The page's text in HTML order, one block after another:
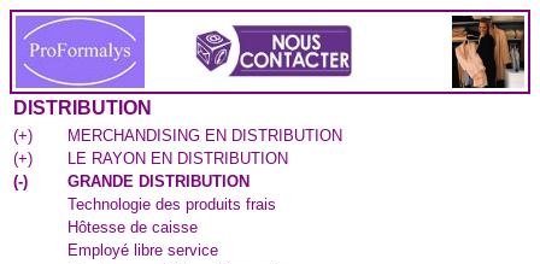
DISTRIBUTION
(+)
MERCHANDISING EN DISTRIBUTION
(+)
LE RAYON EN DISTRIBUTION
(-)
GRANDE DISTRIBUTION
Technologie des produits frais
Hôtesse de caisse
Employé libre service